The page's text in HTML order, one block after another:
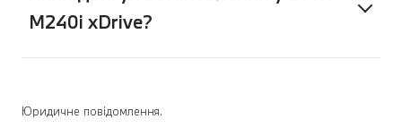
M240i xDrive?
Юридичне повідомлення.